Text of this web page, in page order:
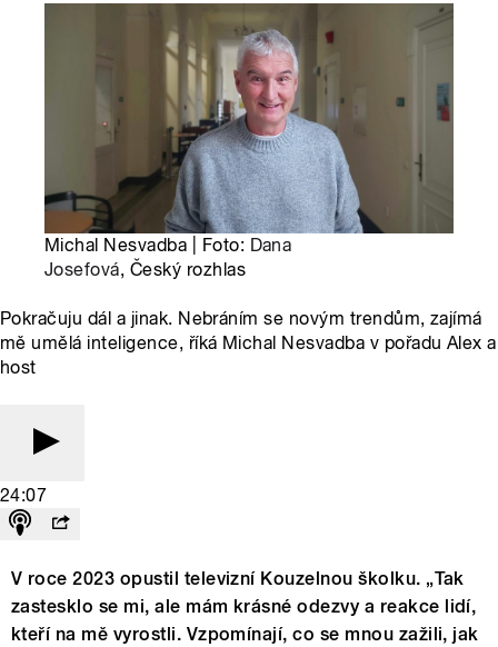
Michal Nesvadba | Foto: Dana
Josefová, Český rozhlas
Pokračuju dál a jinak. Nebráním se novým trendům, zajímá
mě umělá inteligence, říká Michal Nesvadba v pořadu Alex a
host
24:07
V roce 2023 opustil televizní Kouzelnou školku. „Tak
zastesklo se mi, ale mám krásné odezvy a reakce lidí,
kteří na mě vyrostli. Vzpomínají, co se mnou zažili, jak